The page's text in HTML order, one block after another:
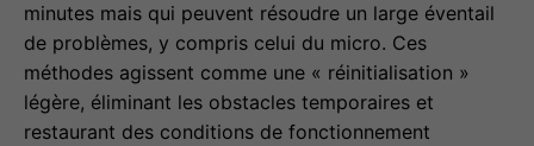
minutes mais qui peuvent résoudre un large éventail
de problèmes, y compris celui du micro. Ces
méthodes agissent comme une « réinitialisation »
légère, éliminant les obstacles temporaires et
restaurant des conditions de fonctionnement